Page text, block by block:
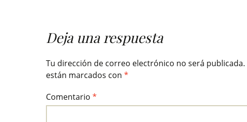
Deja una respuesta
Tu dirección de correo electrónico no será publicada.
están marcados con *
Comentario *